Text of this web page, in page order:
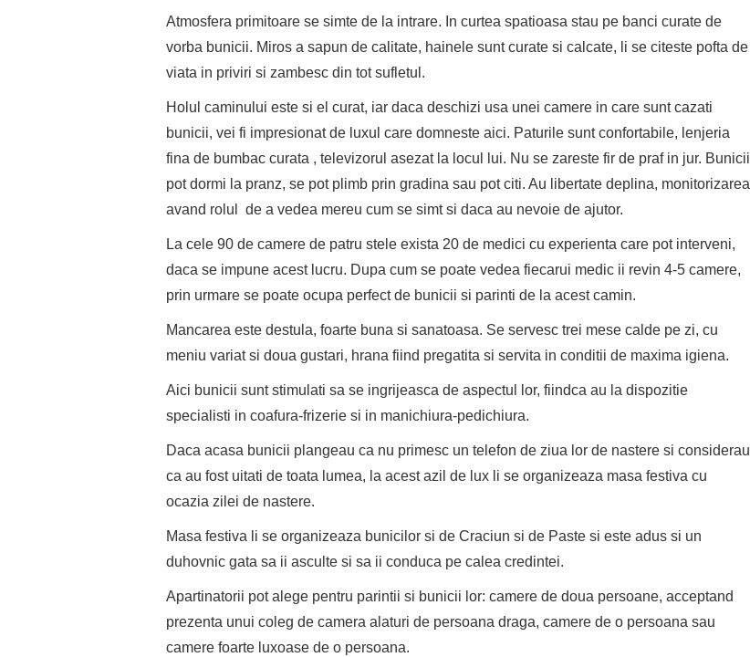
Atmosfera primitoare se simte de la intrare. In curtea spatioasa stau pe banci curate de
vorba bunicii. Miros a sapun de calitate, hainele sunt curate si calcate, li se citeste pofta de
viata in priviri si zambesc din tot sufletul.
Holul caminului este si el curat, iar daca deschizi usa unei camere in care sunt cazati
bunicii, vei fi impresionat de luxul care domneste aici. Paturile sunt confortabile, lenjeria
fina de bumbac curata , televizorul asezat la locul lui. Nu se zareste fir de praf in jur. Bunicii
pot dormi la pranz, se pot plimb prin gradina sau pot citi. Au libertate deplina, monitorizarea
avand rolul de a vedea mereu cum se simt si daca au nevoie de ajutor.
La cele 90 de camere de patru stele exista 20 de medici cu experienta care pot interveni,
daca se impune acest lucru. Dupa cum se poate vedea fiecarui medic ii revin 4-5 camere,
prin urmare se poate ocupa perfect de bunicii si parinti de la acest camin.
Mancarea este destula, foarte buna si sanatoasa. Se servesc trei mese calde pe zi, cu
meniu variat si doua gustari, hrana fiind pregatita si servita in conditii de maxima igiena.
Aici bunicii sunt stimulati sa se ingrijeasca de aspectul lor, fiindca au la dispozitie
specialisti in coafura-frizerie si in manichiura-pedichiura.
Daca acasa bunicii plangeau ca nu primesc un telefon de ziua lor de nastere si considerau
ca au fost uitati de toata lumea, la acest azil de lux li se organizeaza masa festiva cu
ocazia zilei de nastere.
Masa festiva li se organizeaza bunicilor si de Craciun si de Paste si este adus si un
duhovnic gata sa ii asculte si sa ii conduca pe calea credintei.
Apartinatorii pot alege pentru parintii si bunicii lor: camere de doua persoane, acceptand
prezenta unui coleg de camera alaturi de persoana draga, camere de o persoana sau
camere foarte luxoase de o persoana.